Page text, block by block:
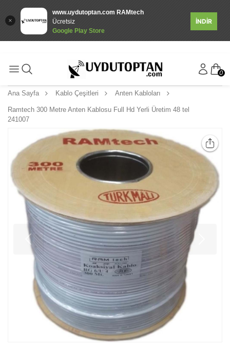
www.uydutoptan.com RAMtech
Ücretsiz
Google Play Store
İNDİR
0
Ana Sayfa Kablo Çeşitleri Anten Kabloları
Ramtech 300 Metre Anten Kablosu Full Hd Yerli Üretim 48 tel
241007